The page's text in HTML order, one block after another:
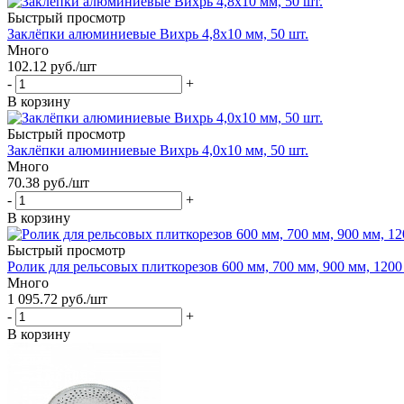
Быстрый просмотр
Заклёпки алюминиевые Вихрь 4,8х10 мм, 50 шт.
Много
102.12 руб./шт
-
+
В корзину
Быстрый просмотр
Заклёпки алюминиевые Вихрь 4,0х10 мм, 50 шт.
Много
70.38 руб./шт
-
+
В корзину
Быстрый просмотр
Ролик для рельсовых плиткорезов 600 мм, 700 мм, 900 мм,
Много
1 095.72 руб./шт
-
+
В корзину